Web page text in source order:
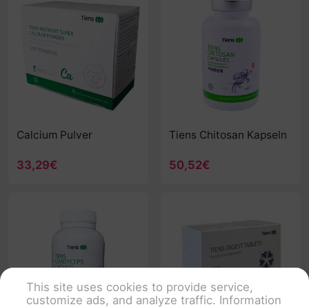
Calcium Pulver
33,29€
Tiens Chitosan Kapseln
50,52€
This site uses cookies to provide service,
customize ads, and analyze traffic. Information